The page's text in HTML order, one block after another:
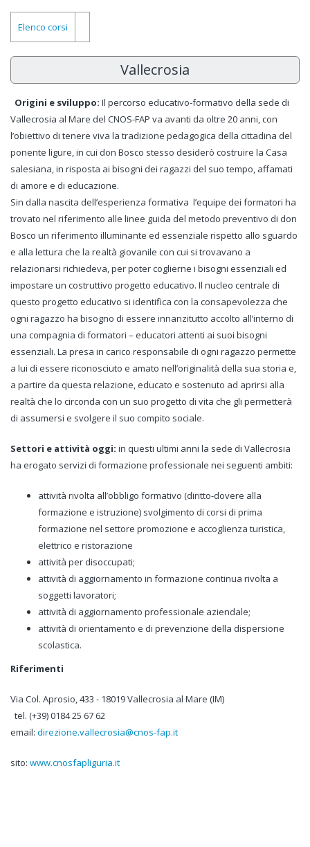
Elenco corsi
Vallecrosia
Origini e sviluppo: Il percorso educativo-formativo della sede di
Vallecrosia al Mare del CNOS-FAP va avanti da oltre 20 anni, con
l’obiettivo di tenere viva la tradizione pedagogica della cittadina del
ponente ligure, in cui don Bosco stesso desiderò costruire la Casa
salesiana, in risposta ai bisogni dei ragazzi del suo tempo, affamati
di amore e di educazione.
Sin dalla nascita dell’esperienza formativa l’equipe dei formatori ha
trovato nel riferimento alle linee guida del metodo preventivo di don
Bosco un riferimento illuminante ed essenziale rispetto allo sguardo
e alla lettura che la realtà giovanile con cui si trovavano a
relazionarsi richiedeva, per poter coglierne i bisogni essenziali ed
impostare un costruttivo progetto educativo. Il nucleo centrale di
questo progetto educativo si identifica con la consapevolezza che
ogni ragazzo ha bisogno di essere innanzitutto accolto all’interno di
una compagnia di formatori – educatori attenti ai suoi bisogni
essenziali. La presa in carico responsabile di ogni ragazzo permette
a lui di essere riconosciuto e amato nell’originalità della sua storia e,
a partire da questa relazione, educato e sostenuto ad aprirsi alla
realtà che lo circonda con un suo progetto di vita che gli permetterà
di assumersi e svolgere il suo compito sociale.
Settori e attività oggi: in questi ultimi anni la sede di Vallecrosia
ha erogato servizi di formazione professionale nei seguenti ambiti:
attività rivolta all’obbligo formativo (diritto-dovere alla
formazione e istruzione) svolgimento di corsi di prima
formazione nel settore promozione e accoglienza turistica,
elettrico e ristorazione
attività per disoccupati;
attività di aggiornamento in formazione continua rivolta a
soggetti lavoratori;
attività di aggiornamento professionale aziendale;
attività di orientamento e di prevenzione della dispersione
scolastica.
Riferimenti
Via Col. Aprosio, 433 - 18019 Vallecrosia al Mare (IM)
tel. (+39) 0184 25 67 62
email: direzione.vallecrosia@cnos-fap.it
sito: www.cnosfapliguria.it